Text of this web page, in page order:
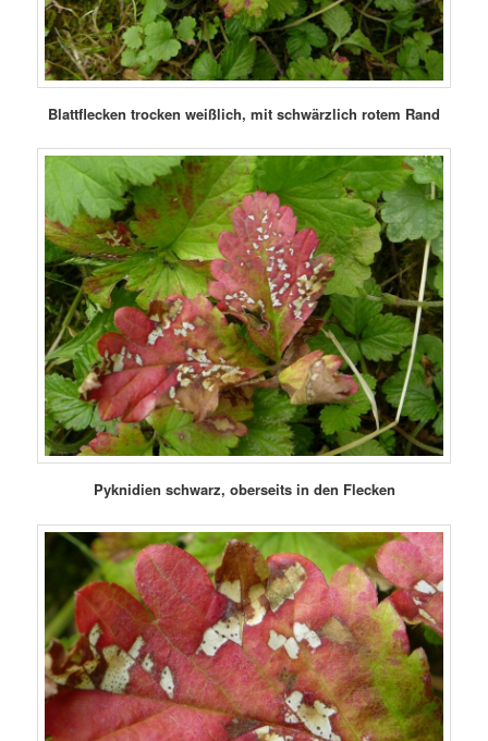
Blattflecken trocken weißlich, mit schwärzlich rotem Rand
Pyknidien schwarz, oberseits in den Flecken